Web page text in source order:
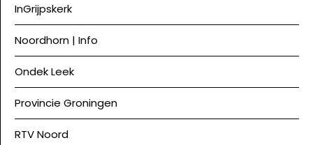
InGrijpskerk
Noordhorn | Info
Ondek Leek
Provincie Groningen
RTV Noord